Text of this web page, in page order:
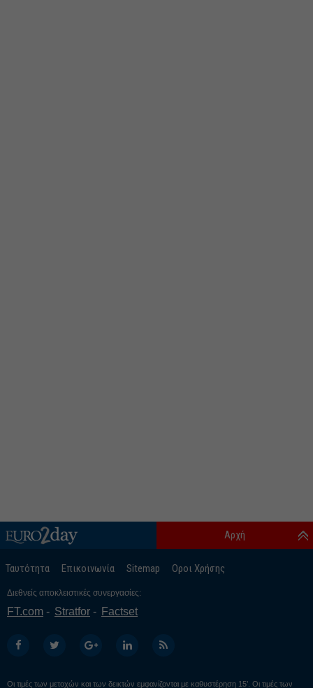
Ταυτότητα Επικοινωνία Sitemap Οροι Χρήσης
Αρχή
Διεθνείς αποκλειστικές συνεργασίες:
FT.com Stratfor Factset
Οι τιμές των μετοχών και των δεικτών εμφανίζονται με καθυστέρηση 15’. Οι τιμές των